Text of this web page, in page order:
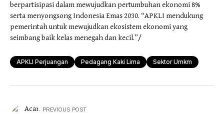
berpartisipasi dalam mewujudkan pertumbuhan ekonomi 8%
serta menyongsong Indonesia Emas 2030. “APKLI mendukung
pemerintah untuk mewujudkan ekosistem ekonomi yang
seimbang baik kelas menegah dan kecil.”/
APKLI Perjuangan Pedagang Kaki Lima Sektor Umkm
PREVIOUS POST